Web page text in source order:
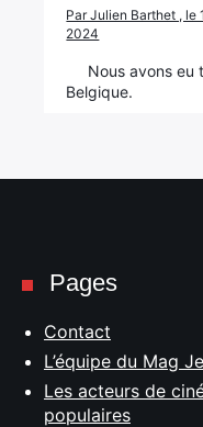
Par Julien Barthet , le
2024
Nous avons eu
Belgique.
Pages
Contact
L’équipe du Mag
Les acteurs de
populaires
Rechercher